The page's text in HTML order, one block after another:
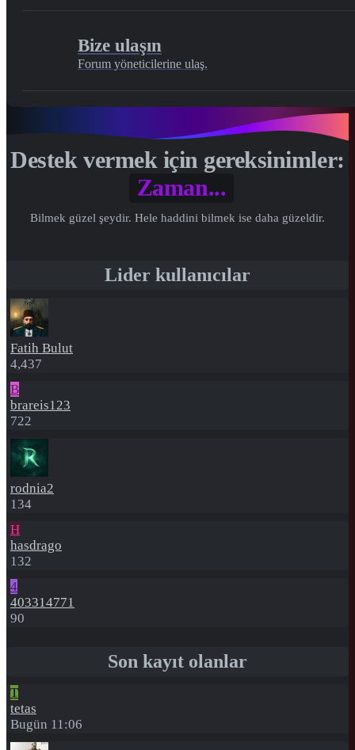
Bize ulaşın
Forum yöneticilerine ulaş.
Destek vermek için gereksinimler:
Zaman...
Bilmek güzel şeydir. Hele haddini bilmek ise daha güzeldir.
Lider kullanıcılar
Fatih Bulut
4,437
B
brareis123
722
rodnia2
134
H
hasdrago
132
4
403314771
90
Son kayıt olanlar
T
tetas
Bugün 11:06